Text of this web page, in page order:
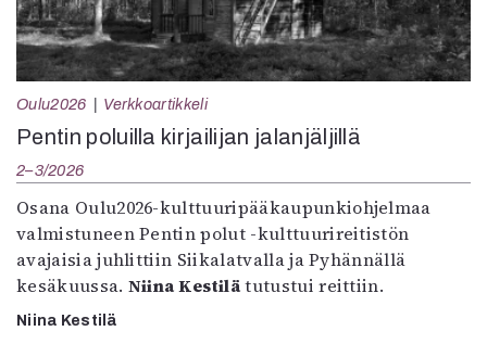
Oulu2026 Verkkoartikkeli
Pentin poluilla kirjailijan jalanjäljillä
2–3/2026
Osana Oulu2026-kulttuuripääkaupunkiohjelmaa
valmistuneen Pentin polut -kulttuurireitistön
avajaisia juhlittiin Siikalatvalla ja Pyhännällä
kesäkuussa. Niina Kestilätutustui reittiin.
Niina Kestilä